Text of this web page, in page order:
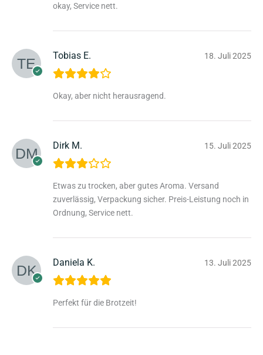
okay, Service nett.
Tobias E. 18. Juli 2025
Okay, aber nicht herausragend.
Dirk M. 15. Juli 2025
Etwas zu trocken, aber gutes Aroma. Versand
zuverlässig, Verpackung sicher. Preis-Leistung noch in
Ordnung, Service nett.
Daniela K. 13. Juli 2025
Perfekt für die Brotzeit!